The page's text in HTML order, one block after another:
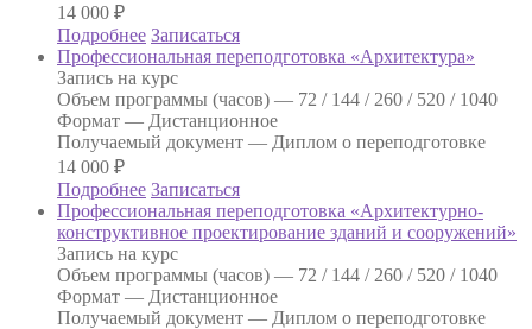
14 000 ₽
Подробнее Записаться
Профессиональная переподготовка «Архитектура»
Запись на курс
Объем программы (часов) — 72 / 144 / 260 / 520 / 1040
Формат — Дистанционное
Получаемый документ — Диплом о переподготовке
14 000 ₽
Подробнее Записаться
Профессиональная переподготовка «Архитектурно-
конструктивное проектирование зданий и сооружений»
Запись на курс
Объем программы (часов) — 72 / 144 / 260 / 520 / 1040
Формат — Дистанционное
Получаемый документ — Диплом о переподготовке